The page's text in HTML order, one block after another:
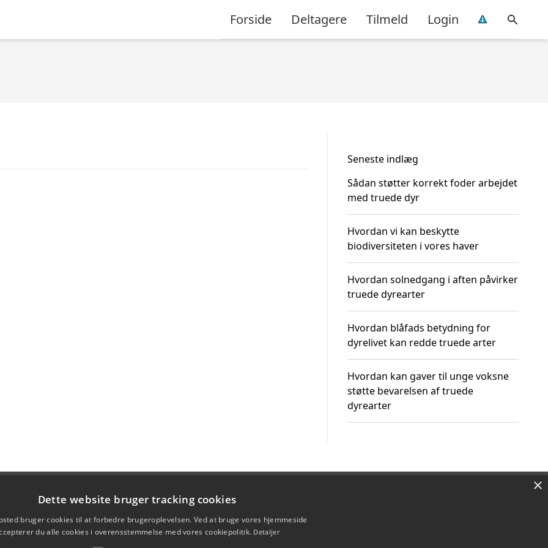
Forside Deltagere Tilmeld Login
Seneste indlæg
Sådan støtter korrekt foder arbejdet
med truede dyr
Hvordan vi kan beskytte
biodiversiteten i vores haver
Hvordan solnedgang i aften påvirker
truede dyrearter
Hvordan blåfads betydning for
dyrelivet kan redde truede arter
Hvordan kan gaver til unge voksne
støtte bevarelsen af truede
dyrearter
×
Dette website bruger tracking cookies
bruger cookies til at forbedre brugeroplevelsen. Ved at bruge vores hjemmeside
du alle cookies i overensstemmelse med vores cookiepolitik. Detaljer